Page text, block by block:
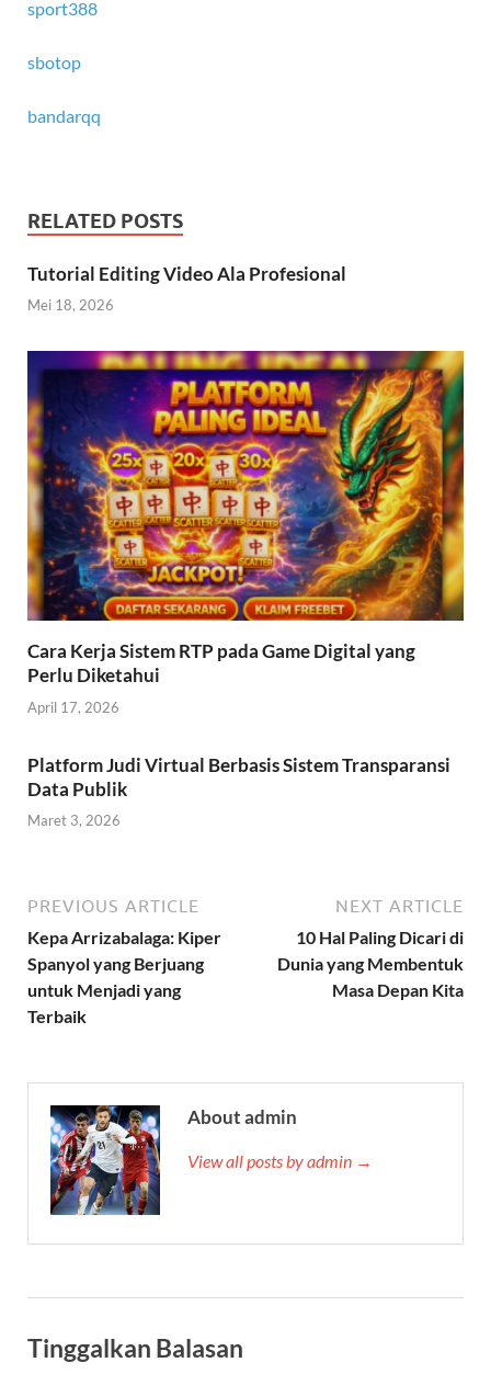
sport388
sbotop
bandarqq
RELATED POSTS
Tutorial Editing Video Ala Profesional
Mei 18, 2026
Cara Kerja Sistem RTP pada Game Digital yang
Perlu Diketahui
April 17, 2026
Platform Judi Virtual Berbasis Sistem Transparansi
Data Publik
Maret 3, 2026
PREVIOUS ARTICLE
Kepa Arrizabalaga: Kiper
Spanyol yang Berjuang
untuk Menjadi yang
Terbaik
NEXT ARTICLE
10 Hal Paling Dicari di
Dunia yang Membentuk
Masa Depan Kita
About admin
View all posts by admin →
Tinggalkan Balasan